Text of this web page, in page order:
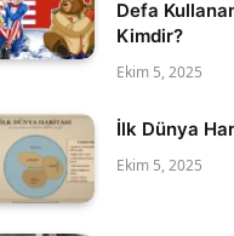
Defa
Kimdir?
Ekim 5, 2025
İlk Dünya
Ekim 5, 2025